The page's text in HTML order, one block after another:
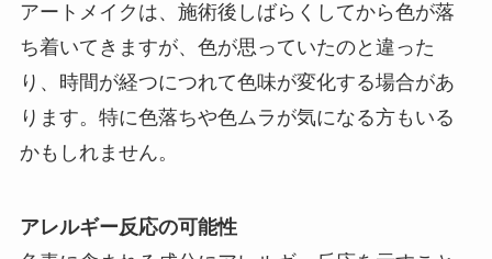
アートメイクは、施術後しばらくしてから色が落
ち着いてきますが、色が思っていたのと違った
り、時間が経つにつれて色味が変化する場合があ
ります。特に色落ちや色ムラが気になる方もいる
かもしれません。
アレルギー反応の可能性